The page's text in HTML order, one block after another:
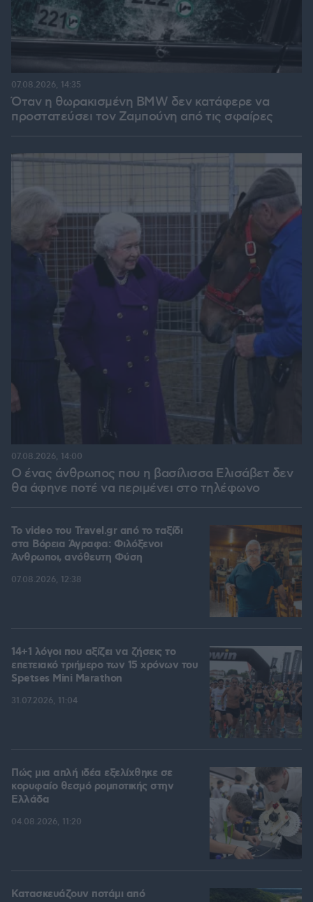
Όταν η θωρακισμένη BMW δεν κατάφερε να
προστατεύσει τον Ζαμπούνη από τις σφαίρες
07.08.2026, 14:35
Ο ένας άνθρωπος που η βασίλισσα Ελισάβετ δεν
θα άφηνε ποτέ να περιμένει στο τηλέφωνο
07.08.2026, 14:00
To video του Travel.gr από το ταξίδι
στα Βόρεια Άγραφα: Φιλόξενοι
Άνθρωποι, ανόθευτη Φύση
07.08.2026, 12:38
14+1 λόγοι που αξίζει να ζήσεις το
επετειακό τριήμερο των 15 χρόνων του
Spetses Mini Marathon
31.07.2026, 11:04
Πώς μια απλή ιδέα εξελίχθηκε σε
κορυφαίο θεσμό ρομποτικής στην
Ελλάδα
04.08.2026, 11:20
Κατασκευάζουν ποτάμι από